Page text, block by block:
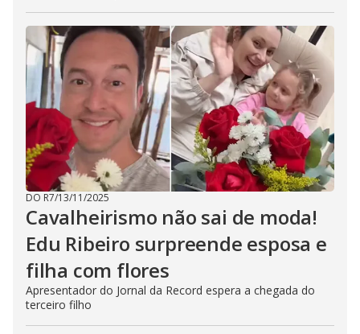
DO R7/13/11/2025
Cavalheirismo não sai de moda!
Edu Ribeiro surpreende esposa e
filha com flores
Apresentador do Jornal da Record espera a chegada do
terceiro filho